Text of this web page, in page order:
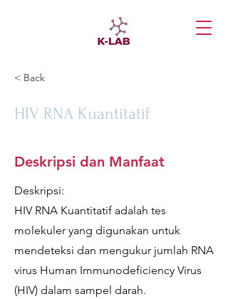
< Back
HIV RNA Kuantitatif
Deskripsi dan Manfaat
Deskripsi:
HIV RNA Kuantitatif adalah tes
molekuler yang digunakan untuk
mendeteksi dan mengukur jumlah RNA
virus Human Immunodeficiency Virus
(HIV) dalam sampel darah.